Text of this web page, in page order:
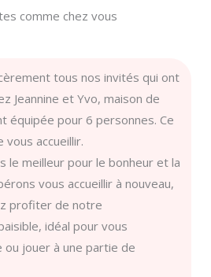
comme chez vous
tous nos invités qui ont
Jeannine et Yvo, maison de
équipée pour 6 personnes. Ce
vous accueillir.
le meilleur pour le bonheur et la
vous accueillir à nouveau,
profiter de notre
idéal pour vous
jouer à une partie de